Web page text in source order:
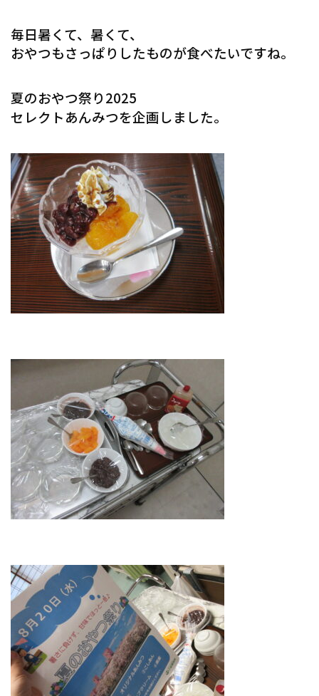
毎日暑くて、暑くて、
おやつもさっぱりしたものが食べたいですね。
夏のおやつ祭り2025
セレクトあんみつを企画しました。